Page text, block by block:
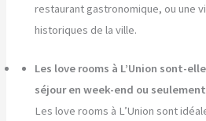
restaurant gastronomique, ou une
historiques de la ville.
Les love rooms à L’Union sont-
séjour en week-end ou
Les love rooms à L’Union sont